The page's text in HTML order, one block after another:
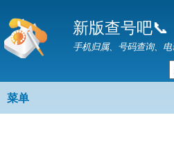
转
到
要
容
新版查号吧📞
手机归属、号码查询、
主菜单
菜单